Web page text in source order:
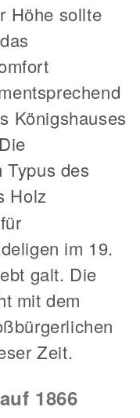
Höhe sollte
Königshauses
des
Holz
im 19.
galt. Die
mit dem
Zeit.
1866